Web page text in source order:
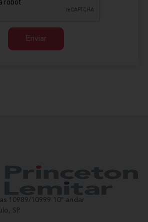
Enviar
10989/10999 10º andar
SP.